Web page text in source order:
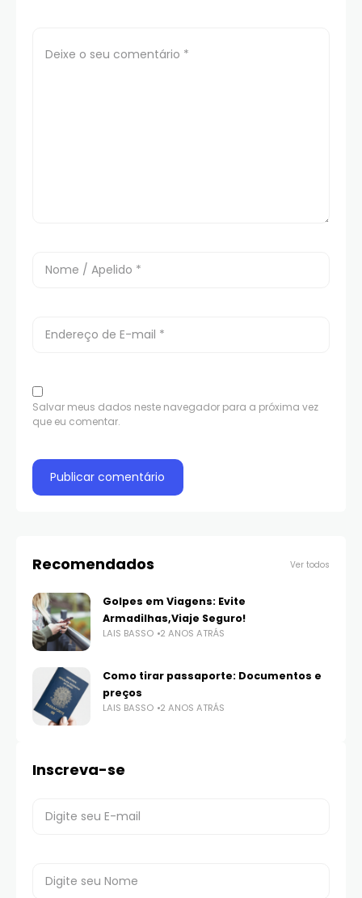
Salvar meus dados neste navegador para a próxima vez
que eu comentar.
Recomendados Ver todos
Golpes em Viagens: Evite
Armadilhas,Viaje Seguro!
LAIS BASSO 2 ANOS ATRÁS
Como tirar passaporte: Documentos e
preços
LAIS BASSO 2 ANOS ATRÁS
Inscreva-se